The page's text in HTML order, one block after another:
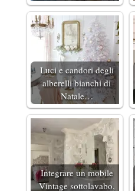
Luci e candori degli
alberelli bianchi di
Natale…
Integrare un mobile
Vintage sottolavabo,